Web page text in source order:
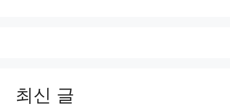
최신 글